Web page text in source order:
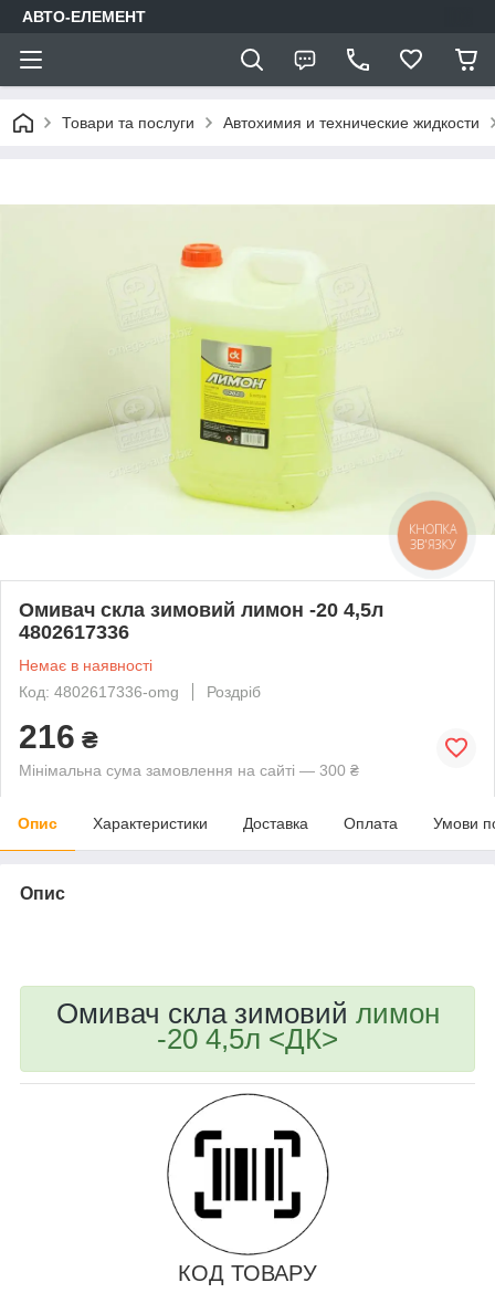
АВТО-ЕЛЕМЕНТ
Товари та послуги Автохимия и технические жидкости
Омивач скла зимовий лимон -20 4,5л
4802617336
Немає в наявності
Код: 4802617336-omg
Роздріб
216 ₴
Мінімальна сума замовлення на сайті — 300 ₴
Опис Характеристики Доставка Оплата Умови
Опис
Омивач скла зимовий лимон
-20 4,5л <ДК>
КОД ТОВАРУ
КНОПКА
ЗВ'ЯЗКУ